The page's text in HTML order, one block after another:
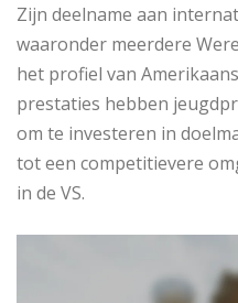
Zijn deelname aan
waaronder meerdere
het profiel van
prestaties hebben
om te investeren in
tot een competitievere
in de VS.